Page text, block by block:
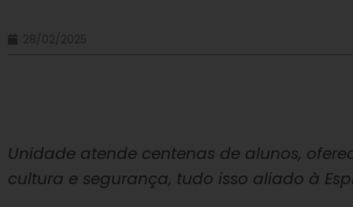
28/02/2025
Unidade atende centenas de alunos,
cultura e segurança, tudo isso aliado à